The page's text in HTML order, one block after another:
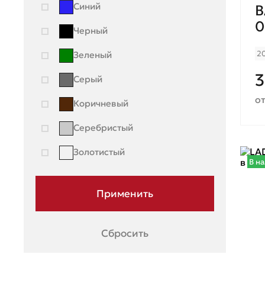
Suzuki
Toyota
UAZ
Volkswagen
Volvo
ГАЗ
Синий
Черный
Зеленый
Серый
Коричневый
Серебристый
Золотистый
Сбросить
В